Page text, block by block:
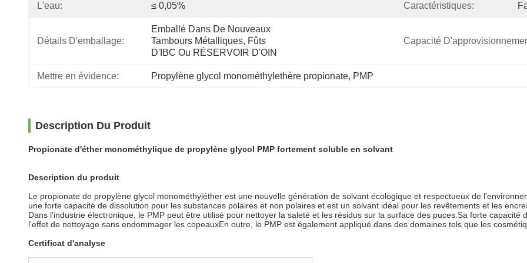
L'eau: ≤ 0,05% Caractéristiques:
Détails D'emballage:
Emballé Dans De Nouveaux
Tambours Métalliques, Fûts
D'IBC Ou RÉSERVOIR D'OIN
Capacité
Mettre en évidence: Propylène glycol monométhylethère propionate, PMP
Description Du Produit
Propionate d'éther monométhylique de propylène glycol PMP fortement soluble en solvant
Description du produit
Le propionate de propylène glycol monométhyléther est une nouvelle génération de solvant écologique et respectueux de
une forte capacité de dissolution pour les substances polaires et non polaires et est un solvant idéal pour les revêtements et les
Dans l'industrie électronique, le PMP peut être utilisé pour nettoyer la saleté et les résidus sur la surface des puces.Sa forte
l'effet de nettoyage sans endommager les copeauxEn outre, le PMP est également appliqué dans des domaines tels que les
Certificat d'analyse